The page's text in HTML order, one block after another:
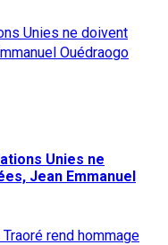
Unies ne doivent
Ouédraogo
Unies ne
Jean Emmanuel
rend hommage